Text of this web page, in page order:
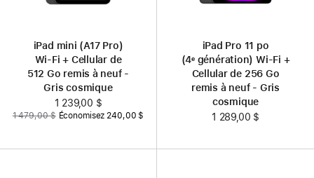
iPad mini (A17 Pro)
Wi‑Fi + Cellular de
512 Go remis à neuf -
Gris cosmique
Nouveau
prix
1 239,00 $
Auparavant
1 479,00 $ Économisez 240,00 $
iPad Pro 11 po
(4ᵉ génération) Wi‑Fi +
Cellular de 256 Go
remis à neuf - Gris
cosmique
1 289,00 $